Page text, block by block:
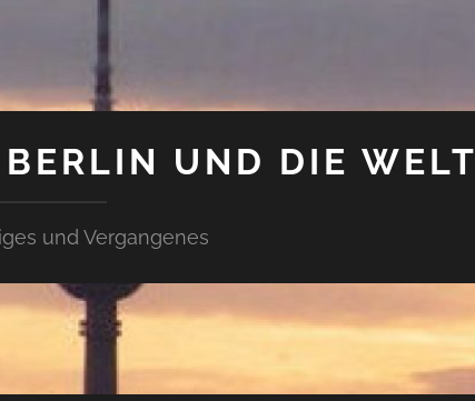
UND DIE WELT
und Vergangenes